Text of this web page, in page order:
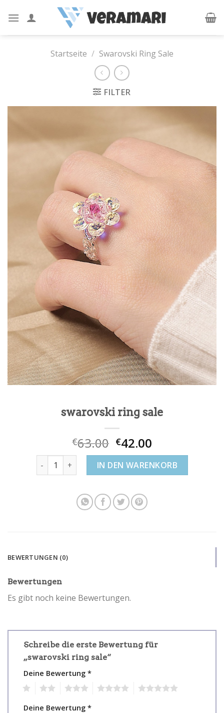
Startseite / Swarovski Ring Sale
FILTER
swarovski ring sale
€63.00 €42.00
swarovski ring sale MengeIN DEN WARENKORB
BEWERTUNGEN (0)
Bewertungen
Es gibt noch keine Bewertungen.
Schreibe die erste Bewertung für
„swarovski ring sale“
Deine Bewertung *
Deine Bewertung *